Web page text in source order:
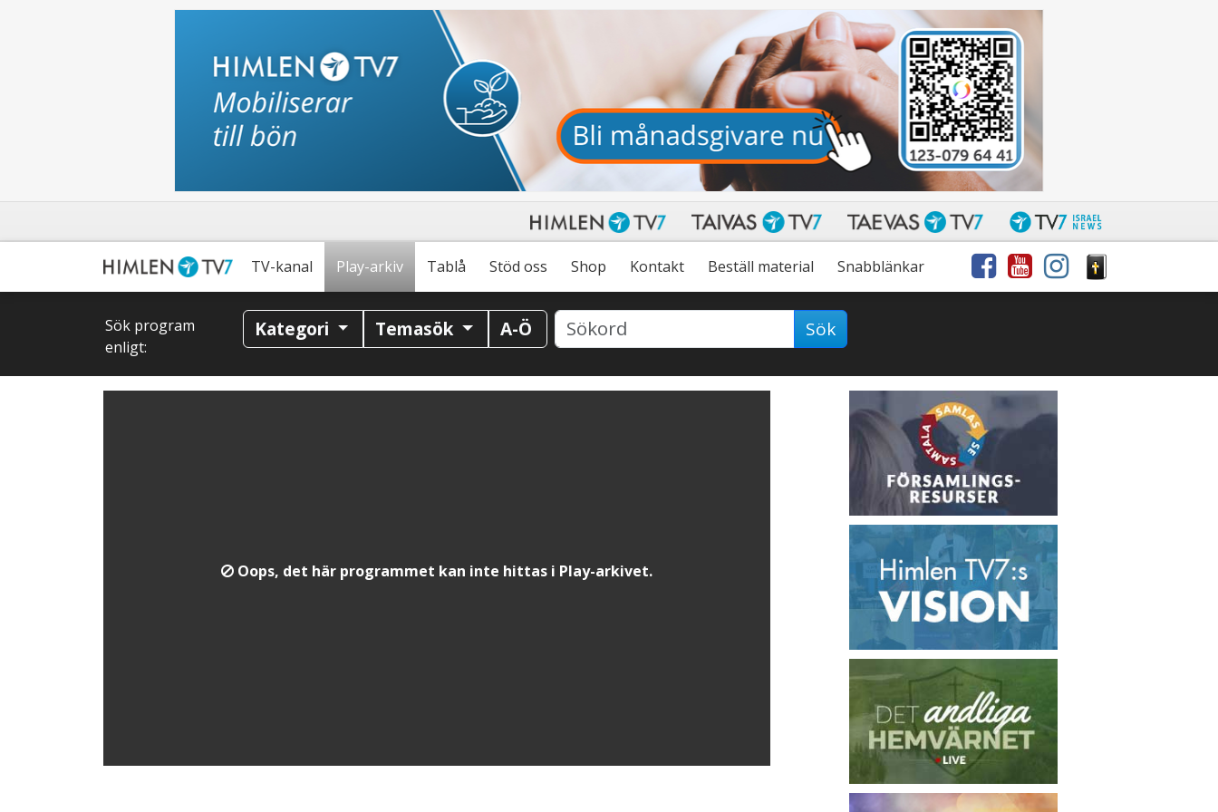
TV-kanal Play-arkiv Tablå Stöd oss Shop Kontakt Beställ material Snabblänkar
Sök program
enligt:
Kategori Temasök A-Ö Sök
Oops, det här programmet kan inte hittas i Play-arkivet.